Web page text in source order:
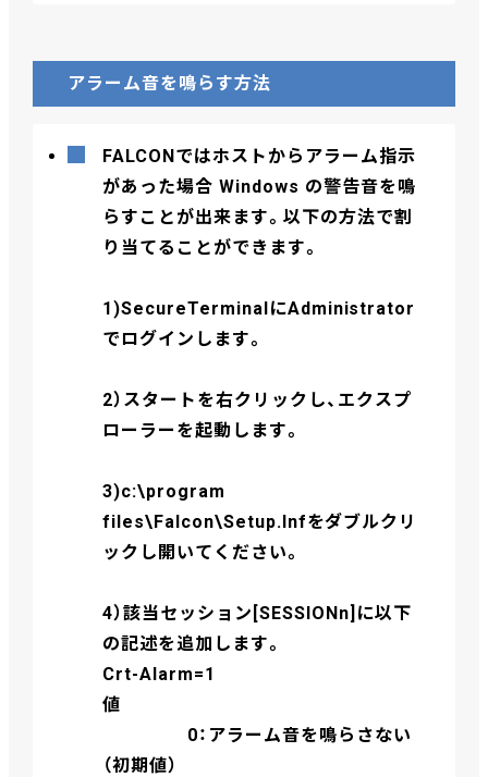
アラーム音を鳴らす方法
FALCONではホストからアラーム指示
があった場合 Windows の警告音を鳴
らすことが出来ます。以下の方法で割
り当てることができます。
1)SecureTerminalにAdministrator
でログインします。
2）スタートを右クリックし、エクスプ
ローラーを起動します。
3)c:\program
files\Falcon\Setup.Infをダブルクリ
ックし開いてください。
4）該当セッション[SESSIONn]に以下
の記述を追加します。
Crt-Alarm=1
値
0：アラーム音を鳴らさない
（初期値）